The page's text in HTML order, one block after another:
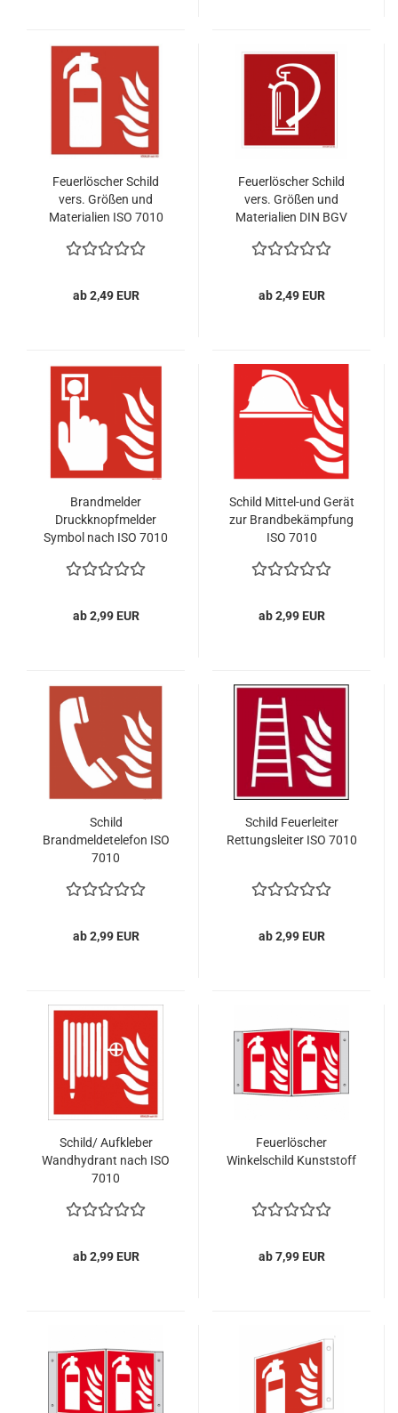
Feuerlöscher Schild
vers. Größen und
Materialien ISO 7010
ab 2,49 EUR
Feuerlöscher Schild
vers. Größen und
Materialien DIN BGV
ab 2,49 EUR
Brandmelder
Druckknopfmelder
Symbol nach ISO 7010
ab 2,99 EUR
Schild Mittel-und Gerät
zur Brandbekämpfung
ISO 7010
ab 2,99 EUR
Schild
Brandmeldetelefon ISO
7010
ab 2,99 EUR
Schild Feuerleiter
Rettungsleiter ISO 7010
ab 2,99 EUR
Schild/ Aufkleber
Wandhydrant nach ISO
7010
ab 2,99 EUR
Feuerlöscher
Winkelschild Kunststoff
ab 7,99 EUR